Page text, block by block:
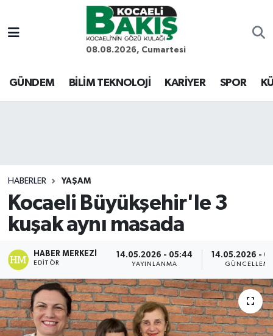
08.08.2026, Cumartesi
GÜNDEM BİLİM TEKNOLOJİ KARİYER SPOR
HABERLER YAŞAM
Kocaeli Büyükşehir'le 3
kuşak aynı masada
HABER MERKEZI
EDITÖR
14.05.2026 - 05:44
YAYINLANMA
14.05.2026 -
Kocaeli Nöbetçi Eczaneler
Kocaeli Hava Durumu
Son Dakika Haberleri
Haber Arşivi